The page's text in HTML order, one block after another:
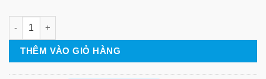
Van 1 chiều gang 16SFB - JIS16K số lượng
THÊM VÀO GIỎ HÀNG